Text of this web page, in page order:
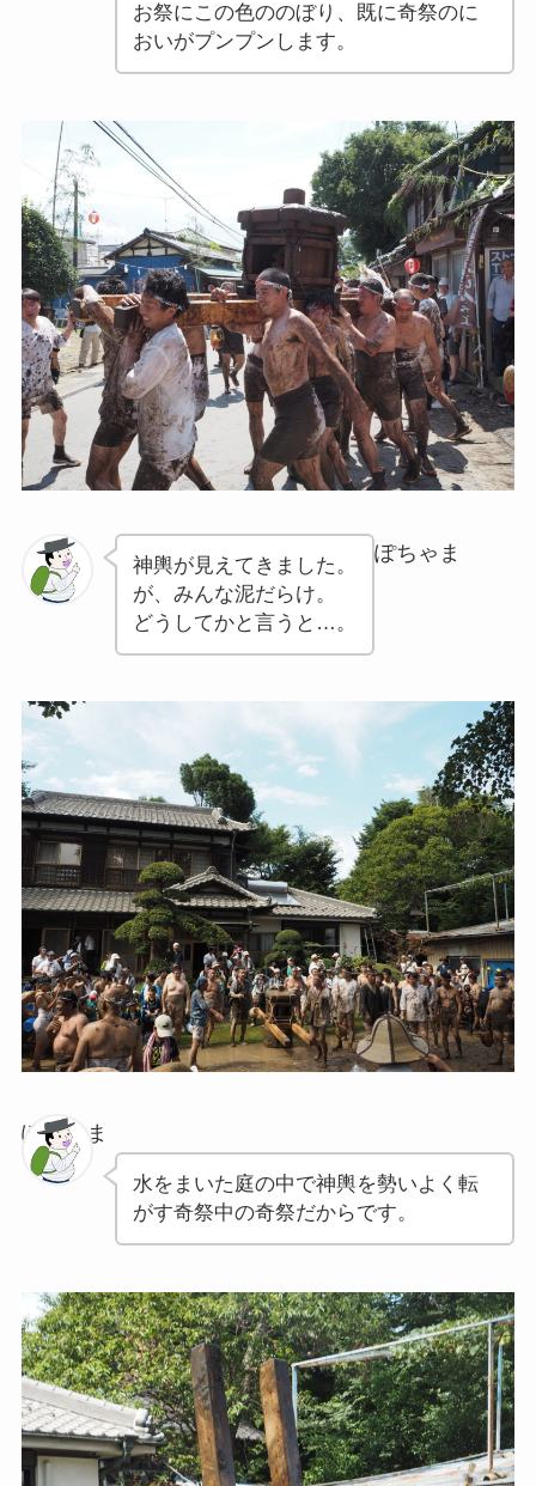
お祭にこの色ののぼり、既に奇祭のに
おいがプンプンします。
ぽちゃま
神輿が見えてきました。
が、みんな泥だらけ。
どうしてかと言うと…。
ぽちゃま
水をまいた庭の中で神輿を勢いよく転
がす奇祭中の奇祭だからです。